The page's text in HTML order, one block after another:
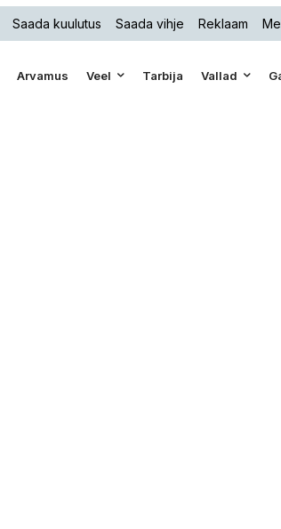
Saada kuulutus Saada vihje Reklaam
Arvamus Veel Tarbija Vallad